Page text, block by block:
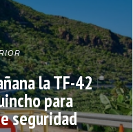
la TF-42
para
seguridad